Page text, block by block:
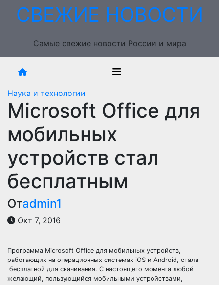
ПерейтиСВЕЖИЕ НОВОСТИ
Самые свежие новости России и мира
Наука и технологии
Microsoft Office для
мобильных
устройств стал
бесплатным
Отadmin1
Окт 7, 2016
Программа Microsoft Office для мобильных устройств,
работающих на операционных системах iOS и Android, стала
бесплатной для скачивания. С настоящего момента любой
желающий, пользующийся мобильными устройствами,